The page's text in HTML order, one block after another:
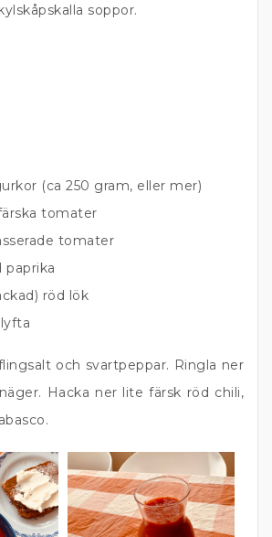
soppor.
(ca 250 gram, eller mer)
tomater
tomater
paprika
röd lök
och svartpeppar. Ringla ner
Hacka ner lite färsk röd chili,